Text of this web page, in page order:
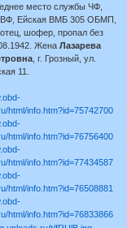
место службы ЧФ,
ВФ, Ейская ВМБ 305 ОБМП,
шофер, пропал без
Жена Лазарева
, г. Грозный, ул.
11.
html/info.htm?id=75742700
html/info.htm?id=76756400
html/info.htm?id=77434587
html/info.htm?id=76508881
html/info.htm?id=76833866